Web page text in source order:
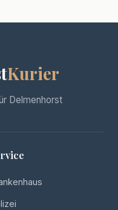
Kurier
Delmenhorst